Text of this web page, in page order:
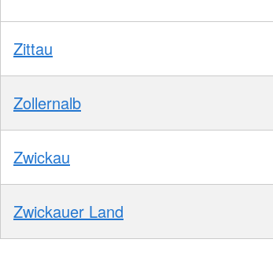
Zittau
Zollernalb
Zwickau
Zwickauer Land